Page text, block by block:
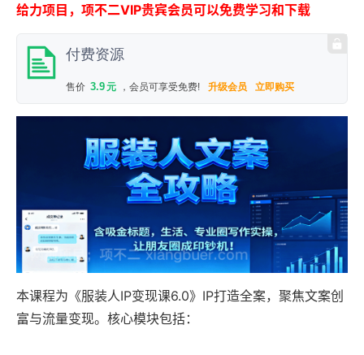
给力项目，项不二VIP贵宾会员可以免费学习和下载
付费资源
售价 3.9元 ，会员可享受免费! 升级会员 立即购买
本课程为《服装人IP变现课6.0》IP打造全案，聚焦文案创
富与流量变现。核心模块包括：